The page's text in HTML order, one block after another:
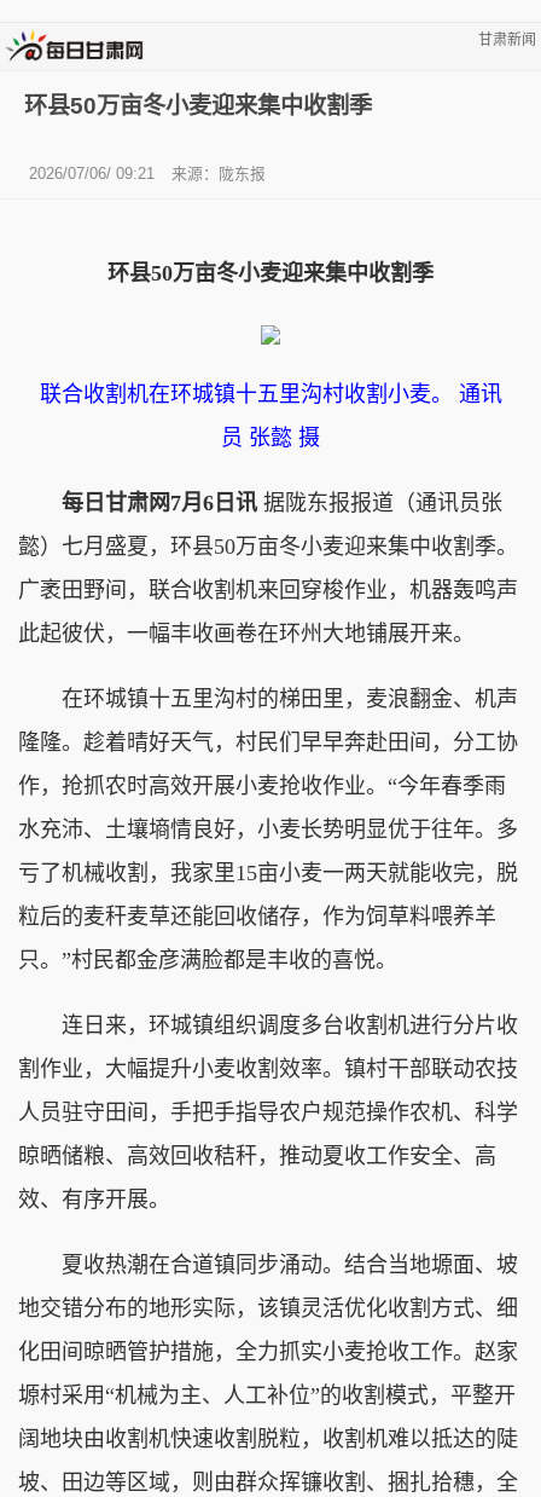
甘肃新闻
环县50万亩冬小麦迎来集中收割季
2026/07/06/ 09:21 来源：陇东报
环县50万亩冬小麦迎来集中收割季
联合收割机在环城镇十五里沟村收割小麦。 通讯
员 张懿 摄
每日甘肃网7月6日讯 据陇东报报道（通讯员张
懿）七月盛夏，环县50万亩冬小麦迎来集中收割季。
广袤田野间，联合收割机来回穿梭作业，机器轰鸣声
此起彼伏，一幅丰收画卷在环州大地铺展开来。
在环城镇十五里沟村的梯田里，麦浪翻金、机声
隆隆。趁着晴好天气，村民们早早奔赴田间，分工协
作，抢抓农时高效开展小麦抢收作业。“今年春季雨
水充沛、土壤墒情良好，小麦长势明显优于往年。多
亏了机械收割，我家里15亩小麦一两天就能收完，脱
粒后的麦秆麦草还能回收储存，作为饲草料喂养羊
只。”村民都金彦满脸都是丰收的喜悦。
连日来，环城镇组织调度多台收割机进行分片收
割作业，大幅提升小麦收割效率。镇村干部联动农技
人员驻守田间，手把手指导农户规范操作农机、科学
晾晒储粮、高效回收秸秆，推动夏收工作安全、高
效、有序开展。
夏收热潮在合道镇同步涌动。结合当地塬面、坡
地交错分布的地形实际，该镇灵活优化收割方式、细
化田间晾晒管护措施，全力抓实小麦抢收工作。赵家
塬村采用“机械为主、人工补位”的收割模式，平整开
阔地块由收割机快速收割脱粒，收割机难以抵达的陡
坡、田边等区域，则由群众挥镰收割、捆扎拾穗，全